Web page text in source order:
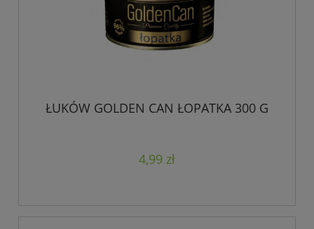
ŁUKÓW GOLDEN CAN ŁOPATKA 300 G
4,99 zł